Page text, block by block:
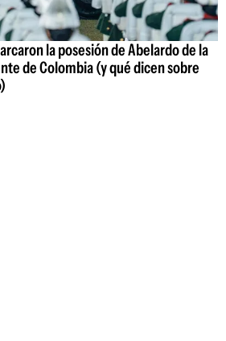
la posesión de Abelardo de la
de Colombia (y qué dicen sobre